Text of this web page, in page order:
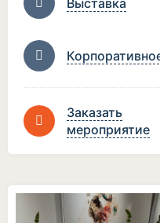
Выставка
Заказать
мероприятие